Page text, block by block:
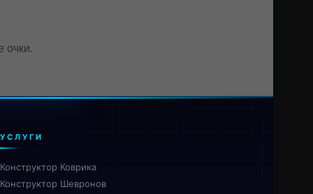
очки.
УСЛУГИ
Конструктор Коврика
Конструктор Шевронов